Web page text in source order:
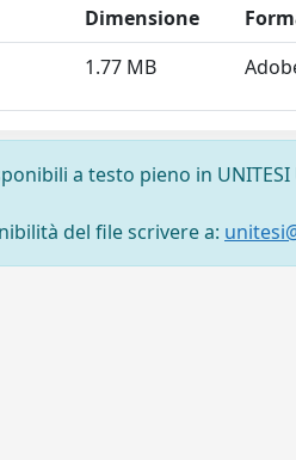
Dimensione
1.77 MB
a testo pieno in
del file scrivere a: